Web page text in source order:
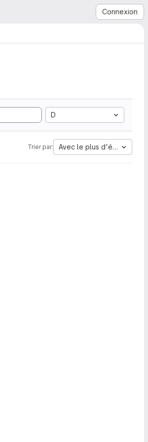
Connexion
D
Trier par: Avec le plus d'étoiles